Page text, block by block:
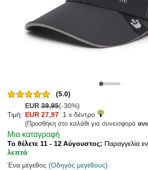
(5.0)
EUR 39,95(-30%)
Τιμή: EUR 27,97 1 x δέντρο
(Προσθήκη στο καλάθι για συνεισφορά
Μια καταγραφή
Το θέλετε 11 - 12 Αύγουστος; Παραγγελία
λεπτά
Ένα μέγεθος (Οδηγός μεγέθους)